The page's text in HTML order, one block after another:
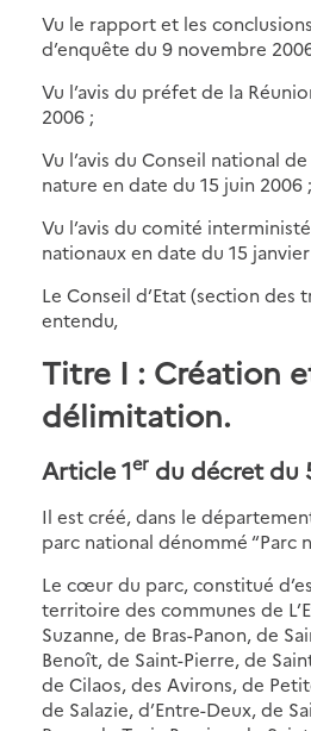
Vu le rapport et les
d’enquête du 9 novembre
Vu l’avis du préfet de la
2006 ;
Vu l’avis du Conseil national
nature en date du 15 juin 2006 ;
Vu l’avis du comité
nationaux en date du 15
Le Conseil d’Etat (section des
entendu,
Titre I : Création
délimitation.
Article 1er du décret du
Il est créé, dans le
parc national dénommé “Parc
Le cœur du parc, constitué
territoire des communes de
Suzanne, de Bras-Panon, de
Benoît, de Saint-Pierre, de
de Cilaos, des Avirons, de
de Salazie, d’Entre-Deux, de